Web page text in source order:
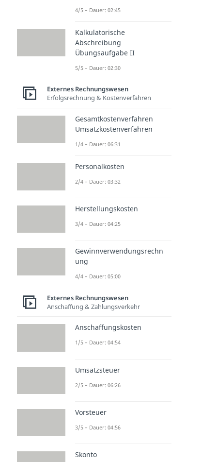
4/5 – Dauer: 02:45
Kalkulatorische
Abschreibung
Übungsaufgabe II
5/5 – Dauer: 02:30
Externes Rechnungswesen
Erfolgsrechnung & Kostenverfahren
Gesamtkostenverfahren
Umsatzkostenverfahren
1/4 – Dauer: 06:31
Personalkosten
2/4 – Dauer: 03:32
Herstellungskosten
3/4 – Dauer: 04:25
Gewinnverwendungsrechn
ung
4/4 – Dauer: 05:00
Externes Rechnungswesen
Anschaffung & Zahlungsverkehr
Anschaffungskosten
1/5 – Dauer: 04:54
Umsatzsteuer
2/5 – Dauer: 06:26
Vorsteuer
3/5 – Dauer: 04:56
Skonto